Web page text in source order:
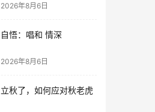
2026年8月6日
自悟：唱和 情深
2026年8月6日
立秋了，如何应对秋老虎